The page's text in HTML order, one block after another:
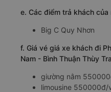
e. Các điểm trả khách
Big C Quy Nhơn
f. Giá vé giá xe khách đi
Nam - Bình Thuận Thùy
giường nằm
limousine 550000đ/